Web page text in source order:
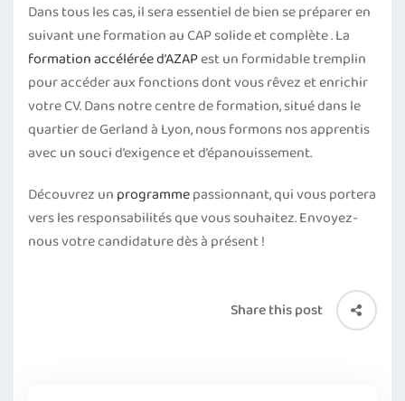
Dans tous les cas, il sera essentiel de bien se préparer en
suivant une formation au CAP solide et complète . La
formation accélérée d’AZAPest un formidable tremplin
pour accéder aux fonctions dont vous rêvez et enrichir
votre CV. Dans notre centre de formation, situé dans le
quartier de Gerland à Lyon, nous formons nos apprentis
avec un souci d’exigence et d’épanouissement.
Découvrez un programmepassionnant, qui vous portera
vers les responsabilités que vous souhaitez. Envoyez-
nous votre candidature dès à présent !
Share this post